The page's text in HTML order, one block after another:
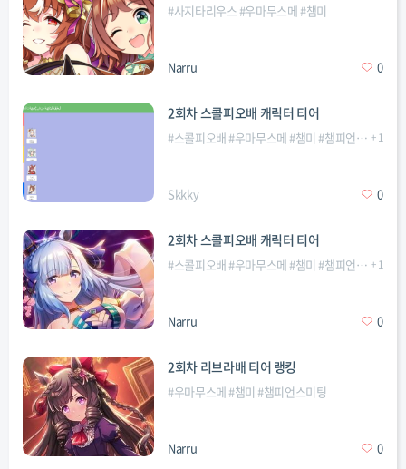
#사지타리우스#우마무스메#챔미
Narru 0
2회차 스콜피오배 캐릭터 티어
#스콜피오배#우마무스메#챔미 #챔피언스미팅 +1
Skkky 0
2회차 스콜피오배 캐릭터 티어
#스콜피오배#우마무스메#챔미 #챔피언스미팅 +1
Narru 0
2회차 리브라배 티어 랭킹
#우마무스메#챔미 #챔피언스미팅
Narru 0